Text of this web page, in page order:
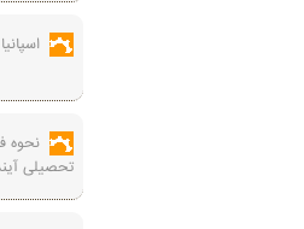
نحوه
تحصیلی